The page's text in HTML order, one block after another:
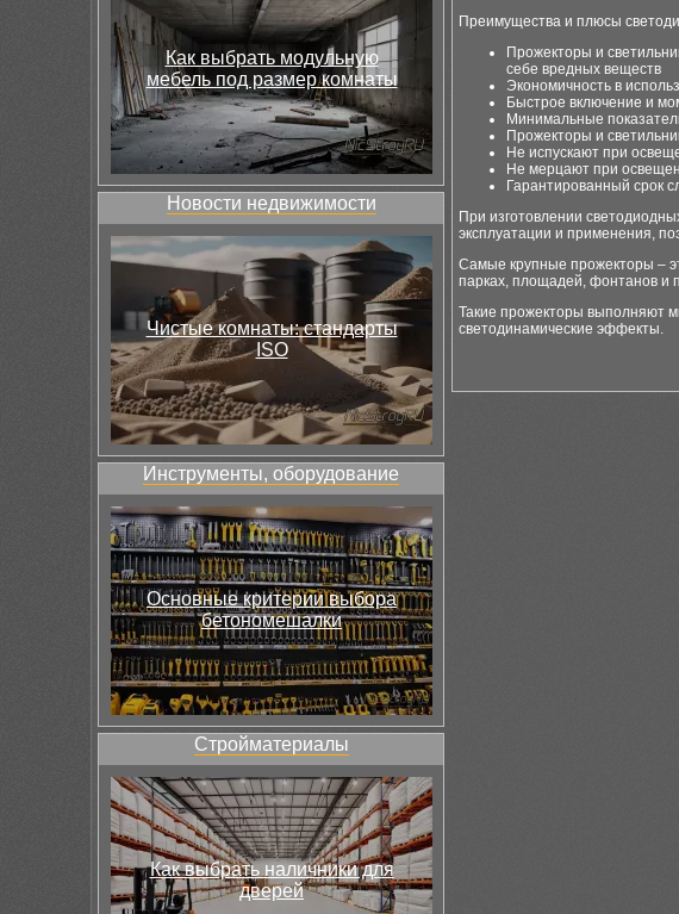
Как выбрать модульную
мебель под размер комнаты
Новости недвижимости
Чистые комнаты: стандарты
ISO
Инструменты, оборудование
Основные критерии выбора
бетономешалки
Стройматериалы
Как выбрать наличники для
дверей
Преимущества и плюсы
Прожекторы и
себе вредных веществ
Экономичность в
Быстрое включение и
Минимальные
Прожекторы и
Не испускают при
Не мерцают при
Гарантированный срок
При изготовлении
эксплуатации и применения,
Самые крупные прожекторы –
парках, площадей, фонтанов и
Такие прожекторы выполняют
светодинамические эффекты.